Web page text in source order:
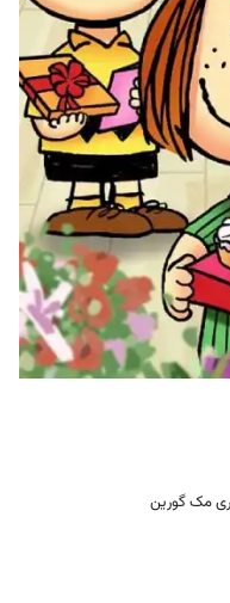
تری مک گورین